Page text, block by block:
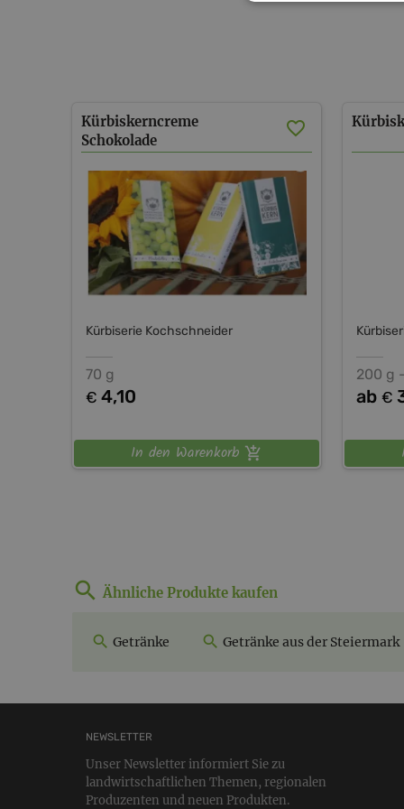
Kürbiskerncreme
Schokolade
Kürbiserie Kochschneider
70 g
€ 4,10
In den Warenkorb
200 g
ab €
Ähnliche Produkte kaufen
Getränke Getränke aus der Steiermark
NEWSLETTER
Unser Newsletter informiert Sie zu
landwirtschaftlichen Themen, regionalen
Produzenten und neuen Produkten.